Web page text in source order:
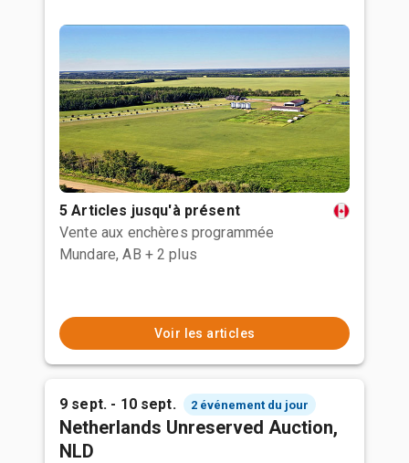
5 Articles jusqu'à présent
Vente aux enchères programmée
Mundare, AB + 2 plus
Voir les articles
9 sept. - 10 sept. 2 événement du jour
Netherlands Unreserved Auction,
NLD